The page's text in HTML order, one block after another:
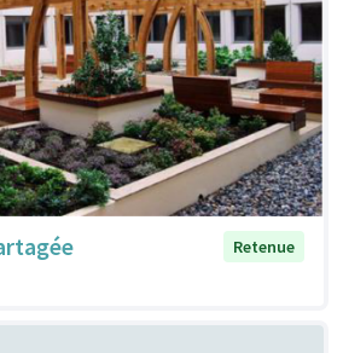
Retenue